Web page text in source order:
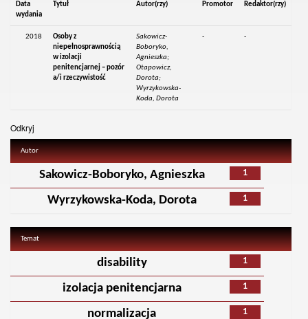
Data
wydania
Tytuł Autor(rzy) Promotor Redaktor(rzy)
2018
Osoby z
niepełnosprawnością
w izolacji
penitencjarnej – pozór
a/i rzeczywistość
Sakowicz-
Boboryko,
Agnieszka;
Otapowicz,
Dorota;
Wyrzykowska-
Koda, Dorota
- -
Odkryj
Autor
1
Sakowicz-Boboryko, Agnieszka
1
Wyrzykowska-Koda, Dorota
Temat
1
disability
1
izolacja penitencjarna
1
normalizacja